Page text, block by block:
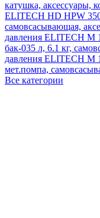
катушка, аксессуары,
ELITECH HD HPW
самовсасывающая,
давления ELITECH M
бак-035 л, 6.1 кг,
давления ELITECH М
мет.помпа,
Все категории